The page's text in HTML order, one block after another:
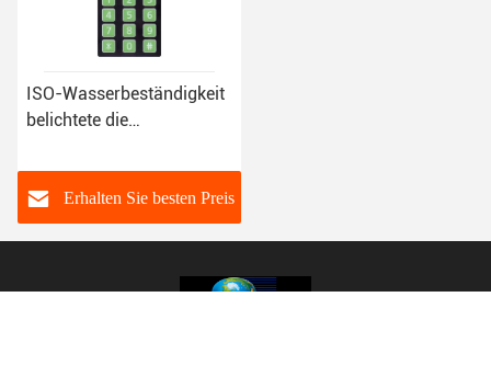
ISO-Wasserbeständigkeit
belichtete die
Überlagerung, die in
verschiedenem Fieds
benutzt wurde
Erhalten Sie besten Preis